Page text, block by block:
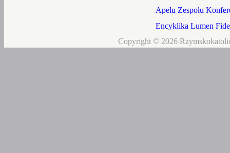
Apelu Zespołu
Encyklika Lumen
Copyright © 2026